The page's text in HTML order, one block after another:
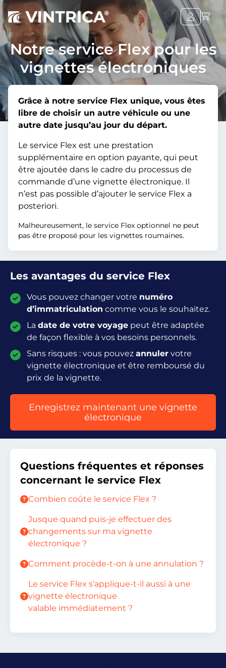
Notre service Flex pour les
vignettes électroniques
Grâce à notre service Flex unique, vous êtes
libre de choisir un autre véhicule ou une
autre date jusqu’au jour du départ.
Le service Flex est une prestation
supplémentaire en option payante, qui peut
être ajoutée dans le cadre du processus de
commande d’une vignette électronique. Il
n’est pas possible d’ajouter le service Flex a
posteriori.
Malheureusement, le service Flex optionnel ne peut
pas être proposé pour les vignettes roumaines.
Les avantages du service Flex
Vous pouvez changer votre numéro
d’immatriculation comme vous le souhaitez.
La date de votre voyagepeut être adaptée
de façon flexible à vos besoins personnels.
Sans risques : vous pouvez annulervotre
vignette électronique et être remboursé du
prix de la vignette.
Enregistrez maintenant une vignette
électronique
Questions fréquentes et réponses
concernant le service Flex
Combien coûte le service Flex ?
Jusque quand puis-je effectuer des
changements sur ma vignette
électronique ?
Comment procède-t-on à une annulation ?
Le service Flex s’applique-t-il aussi à une
vignette électronique
valable immédiatement ?